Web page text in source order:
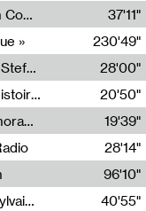
Ok Deluxe (full album) - I Don't Believe In Computing
37'11"
»
230'49"
Radia Show #1098: Radio Tecnicolor by Stefan Nussbaumer & Georg Zichy (Radio Orange 94.0)
28'00"
Mémoires en Creux #2 : Archive d'une histoire artistique
20'50"
Mémoires en Creux #1 : Contexte et panorama
19'39"
28'14"
96'10"
Anatomie du Tomason, entretien avec Sylvain Cardonnel
40'55"